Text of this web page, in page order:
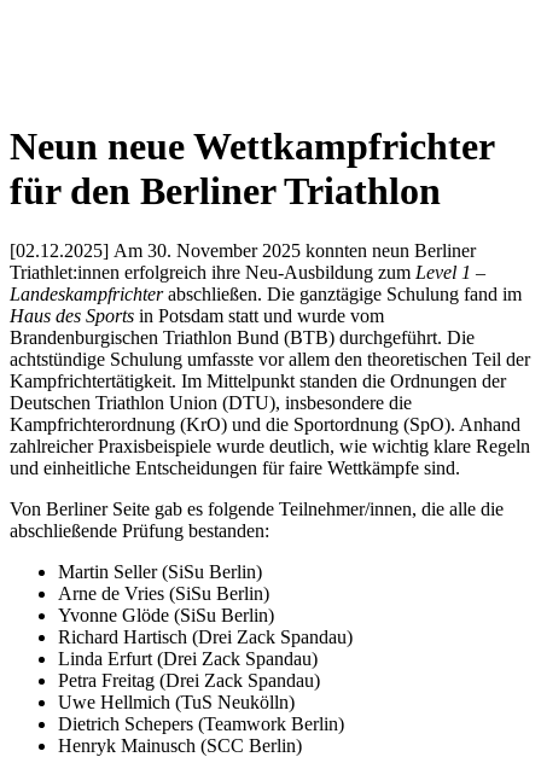
Neun neue Wettkampfrichter
für den Berliner Triathlon
[02.12.2025] Am 30. November 2025 konnten neun Berliner
Triathlet:innen erfolgreich ihre Neu-Ausbildung zum Level 1 –
Landeskampfrichterabschließen. Die ganztägige Schulung fand im
Haus des Sports in Potsdam statt und wurde vom
Brandenburgischen Triathlon Bund (BTB) durchgeführt. Die
achtstündige Schulung umfasste vor allem den theoretischen Teil der
Kampfrichtertätigkeit. Im Mittelpunkt standen die Ordnungen der
Deutschen Triathlon Union (DTU), insbesondere die
Kampfrichterordnung (KrO) und die Sportordnung (SpO). Anhand
zahlreicher Praxisbeispiele wurde deutlich, wie wichtig klare Regeln
und einheitliche Entscheidungen für faire Wettkämpfe sind.
Von Berliner Seite gab es folgende Teilnehmer/innen, die alle die
abschließende Prüfung bestanden:
Martin Seller (SiSu Berlin)
Arne de Vries (SiSu Berlin)
Yvonne Glöde (SiSu Berlin)
Richard Hartisch (Drei Zack Spandau)
Linda Erfurt (Drei Zack Spandau)
Petra Freitag (Drei Zack Spandau)
Uwe Hellmich (TuS Neukölln)
Dietrich Schepers (Teamwork Berlin)
Henryk Mainusch (SCC Berlin)